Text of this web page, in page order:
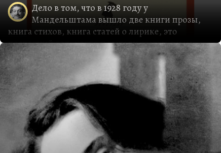
Дело в том, что в 1928 году у
Мандельштама вышло две книги прозы,
книга стихов, книга статей о лирике, это
последний год, когда печатали статьи о нем,
после чего наступило долгое молчание. Уже в
1931 году за публикацию его «Армянских
записок» слетел со своей журнальной должности
первый муж Лидии Чуковской Цезарь Вольпе,
всего за публикацию «Путешествия в Армению».
Тогда же, в 1931-м, были напечатаны последние
легальные стихи Мандельштама. Никто, к
сожалению, их не понял ни в России, ни за
границей. Тогда же был напечатан знаменитый